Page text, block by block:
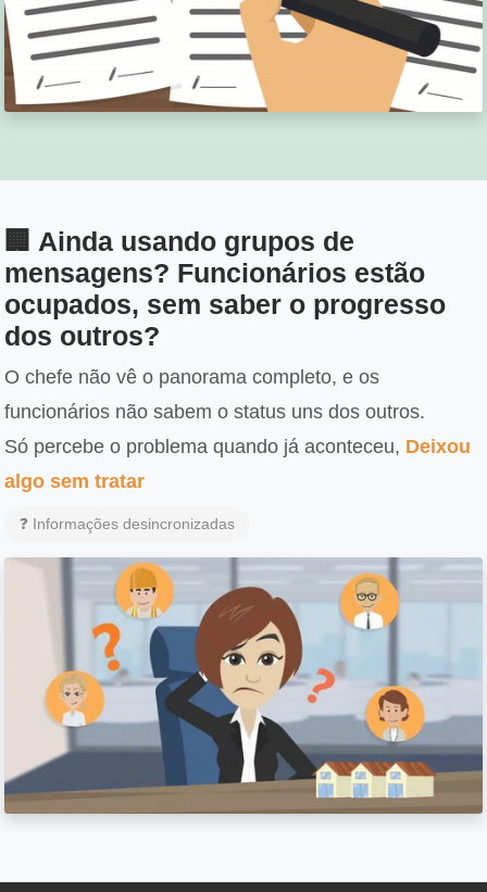
🏢 Ainda usando grupos de
mensagens? Funcionários estão
ocupados, sem saber o progresso
dos outros?
O chefe não vê o panorama completo, e os
funcionários não sabem o status uns dos outros.
Só percebe o problema quando já aconteceu, Deixou
algo sem tratar
❓ Informações desincronizadas